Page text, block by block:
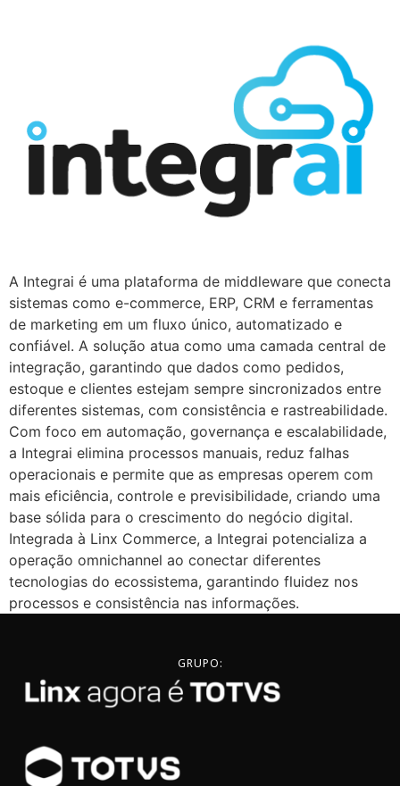
A Integrai é uma plataforma de middleware que conecta
sistemas como e-commerce, ERP, CRM e ferramentas
de marketing em um fluxo único, automatizado e
confiável. A solução atua como uma camada central de
integração, garantindo que dados como pedidos,
estoque e clientes estejam sempre sincronizados entre
diferentes sistemas, com consistência e rastreabilidade.
Com foco em automação, governança e escalabilidade,
a Integrai elimina processos manuais, reduz falhas
operacionais e permite que as empresas operem com
mais eficiência, controle e previsibilidade, criando uma
base sólida para o crescimento do negócio digital.
Integrada à Linx Commerce, a Integrai potencializa a
operação omnichannel ao conectar diferentes
tecnologias do ecossistema, garantindo fluidez nos
processos e consistência nas informações.
GRUPO: